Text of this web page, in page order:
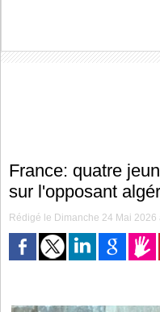
France: quatre
sur l'opposant
Rédigé le Dimanche 24 Mai